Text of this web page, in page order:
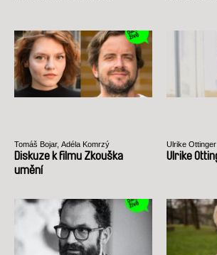
Tomáš Bojar, Adéla Komrzý
Diskuze k filmu Zkouška
umění
Ulrike Ottinger
Ulrike